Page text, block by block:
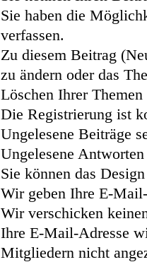
Sie haben die
verfassen.
Zu diesem Beitrag
zu ändern oder das
Löschen Ihrer
Die Registrierung ist
Ungelesene Beiträge
Ungelesene
Sie können das
Wir geben Ihre E-
Wir verschicken
Ihre E-Mail-Adresse
Mitgliedern nicht